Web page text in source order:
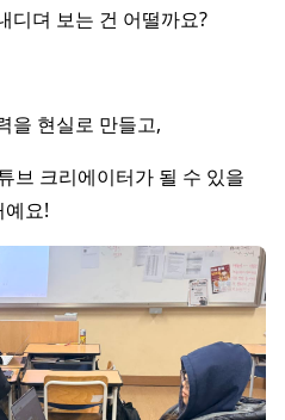
디뎌 보는 건 어떨까요?
을 현실로 만들고,
브 크리에이터가 될 수 있을
예요!